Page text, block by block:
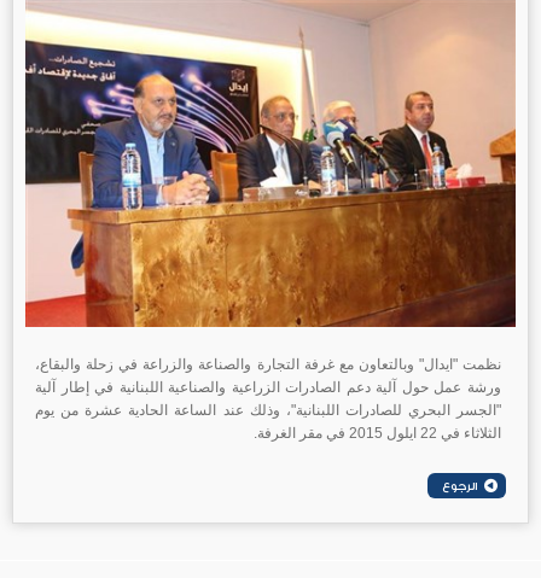
نظمت "ايدال" وبالتعاون مع غرفة التجارة والصناعة والزراعة في زحلة والبقاع،
ورشة عمل حول آلية دعم الصادرات الزراعية والصناعية اللبنانية في إطار آلية
"الجسر البحري للصادرات اللبنانية"، وذلك عند الساعة الحادية عشرة من يوم
الثلاثاء في 22 ايلول 2015 في مقر الغرفة.